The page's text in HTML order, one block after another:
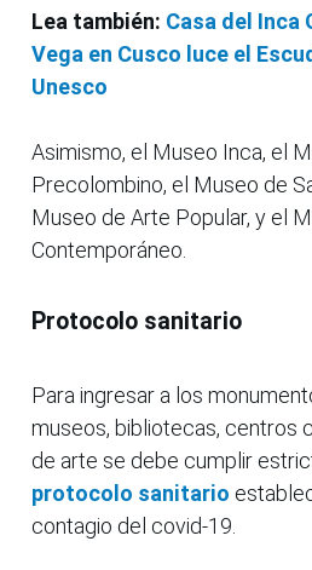
Lea también: Casa del Inca
Vega en Cusco luce el
Unesco
Asimismo, el Museo Inca, el
Precolombino, el Museo de
Museo de Arte Popular, y el
Contemporáneo.
Protocolo sanitario
Para ingresar a los
museos, bibliotecas, centros
de arte se debe cumplir
protocolo sanitario
contagio del covid-19.